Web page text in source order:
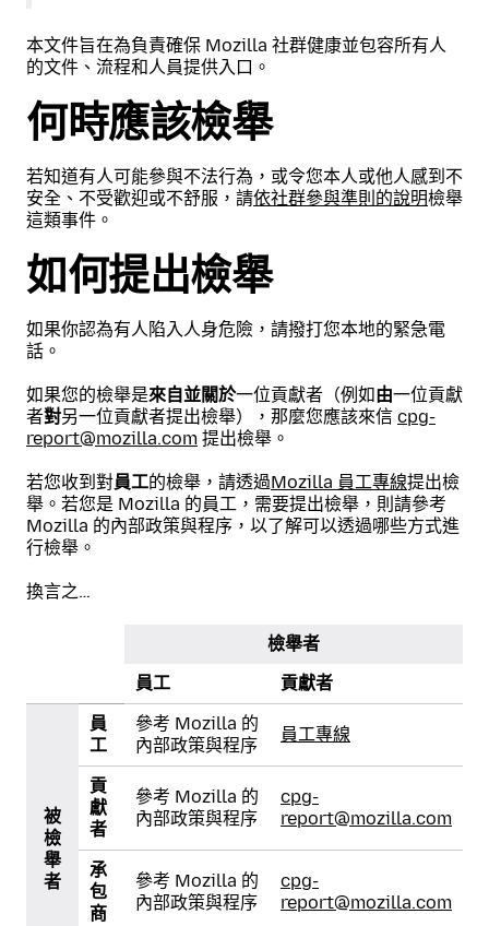
本文件旨在為負責確保 Mozilla 社群健康並包容所有人
的文件、流程和人員提供入口。
何時應該檢舉
若知道有人可能參與不法行為，或令您本人或他人感到不
安全、不受歡迎或不舒服，請依社群參與準則的說明檢舉
這類事件。
如何提出檢舉
如果你認為有人陷入人身危險，請撥打您本地的緊急電
話。
如果您的檢舉是來自並關於一位貢獻者（例如由一位貢獻
者對另一位貢獻者提出檢舉），那麼您應該來信 cpg-
report@mozilla.com 提出檢舉。
若您收到對員工的檢舉，請透過Mozilla 員工專線提出檢
舉。若您是 Mozilla 的員工，需要提出檢舉，則請參考
Mozilla 的內部政策與程序，以了解可以透過哪些方式進
行檢舉。
換言之…
檢舉者
員工
貢獻者
被
檢
舉
者
員
工
參考 Mozilla 的
內部政策與程序
員工專線
貢
獻
者
參考 Mozilla 的
內部政策與程序
cpg-
report@mozilla.com
承
包
商
參考 Mozilla 的
內部政策與程序
cpg-
report@mozilla.com